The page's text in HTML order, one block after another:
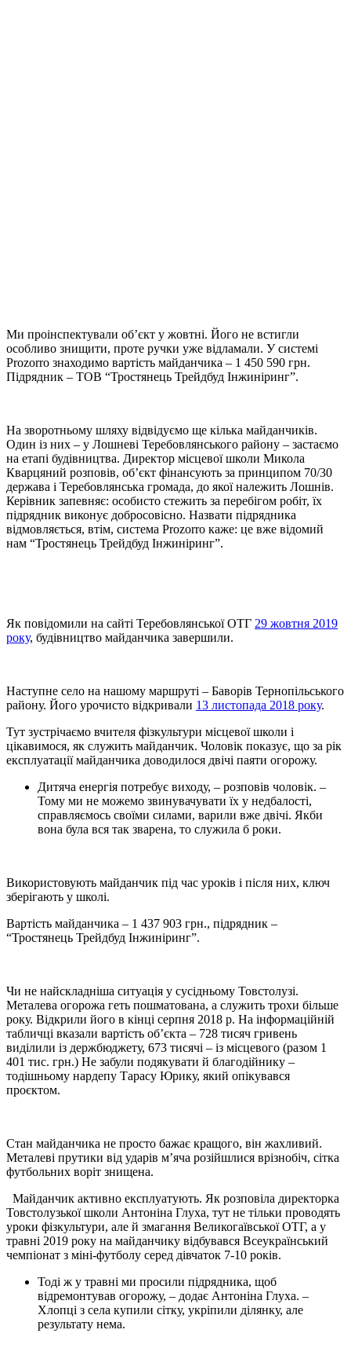
Ми проінспектували об’єкт у жовтні. Його не встигли
особливо знищити, проте ручки уже відламали. У системі
Prozorro знаходимо вартість майданчика – 1 450 590 грн.
Підрядник – ТОВ “Тростянець Трейдбуд Інжиніринг”.
На зворотньому шляху відвідуємо ще кілька майданчиків.
Один із них – у Лошневі Теребовлянського району – застаємо
на етапі будівництва. Директор місцевої школи Микола
Кварцяний розповів, об’єкт фінансують за принципом 70/30
держава і Теребовлянська громада, до якої належить Лошнів.
Керівник запевняє: особисто стежить за перебігом робіт, їх
підрядник виконує добросовісно. Назвати підрядника
відмовляється, втім, система Prozorro каже: це вже відомий
нам “Тростянець Трейдбуд Інжиніринг”.
Як повідомили на сайті Теребовлянської ОТГ 29 жовтня 2019
року, будівництво майданчика завершили.
Наступне село на нашому маршруті – Баворів Тернопільського
району. Його урочисто відкривали 13 листопада 2018 року.
Тут зустрічаємо вчителя фізкультури місцевої школи і
цікавимося, як служить майданчик. Чоловік показує, що за рік
експлуатації майданчика доводилося двічі паяти огорожу.
Дитяча енергія потребує виходу, – розповів чоловік. –
Тому ми не можемо звинувачувати їх у недбалості,
справляємось своїми силами, варили вже двічі. Якби
вона була вся так зварена, то служила б роки.
Використовують майданчик під час уроків і після них, ключ
зберігають у школі.
Вартість майданчика – 1 437 903 грн., підрядник –
“Тростянець Трейдбуд Інжиніринг”.
Чи не найскладніша ситуація у сусідньому Товстолузі.
Металева огорожа геть пошматована, а служить трохи більше
року. Відкрили його в кінці серпня 2018 р. На інформаційній
табличці вказали вартість об’єкта – 728 тисяч гривень
виділили із держбюджету, 673 тисячі – із місцевого (разом 1
401 тис. грн.) Не забули подякувати й благодійнику –
тодішньому нардепу Тарасу Юрику, який опікувався
проєктом.
Стан майданчика не просто бажає кращого, він жахливий.
Металеві прутики від ударів м’яча розійшлися врізнобіч, сітка
футбольних воріт знищена.
Майданчик активно експлуатують. Як розповіла директорка
Товстолузької школи Антоніна Глуха, тут не тільки проводять
уроки фізкультури, але й змагання Великогаївської ОТГ, а у
травні 2019 року на майданчику відбувався Всеукраїнський
чемпіонат з міні-футболу серед дівчаток 7-10 років.
Тоді ж у травні ми просили підрядника, щоб
відремонтував огорожу, – додає Антоніна Глуха. –
Хлопці з села купили сітку, укріпили ділянку, але
результату нема.